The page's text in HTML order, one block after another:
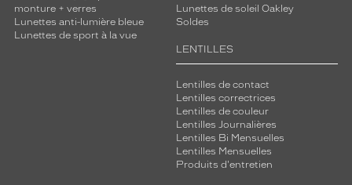
monture + verres
Lunettes anti-lumière bleue
Lunettes de sport à la vue
Lunettes de soleil Oakley
Soldes
LENTILLES
Lentilles de contact
Lentilles correctrices
Lentilles de couleur
Lentilles Journalières
Lentilles Bi Mensuelles
Lentilles Mensuelles
Produits d'entretien